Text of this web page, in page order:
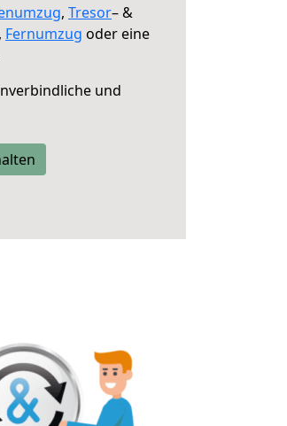
, Tresor– &
Fernumzug oder eine
und